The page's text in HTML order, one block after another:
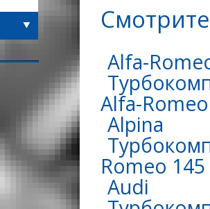
Alfa-
Alfa-
Alpina
Romeo
Audi